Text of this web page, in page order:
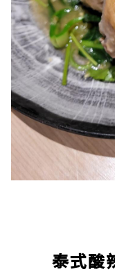
泰式酸